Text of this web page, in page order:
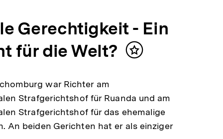
Gerechtigkeit - Ein
für die Welt?
Inhalt
war Richter am
Strafgerichtshof für Ruanda und am
Strafgerichtshof für das ehemalige
An beiden Gerichten hat er als einziger